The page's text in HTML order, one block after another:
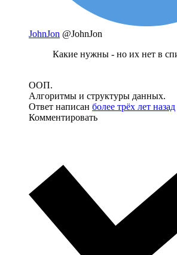
JohnJon @JohnJon
Какие нужны - но их нет в
ООП.
Алгоритмы и структуры данных.
Ответ написан более трёх лет назад
Комментировать